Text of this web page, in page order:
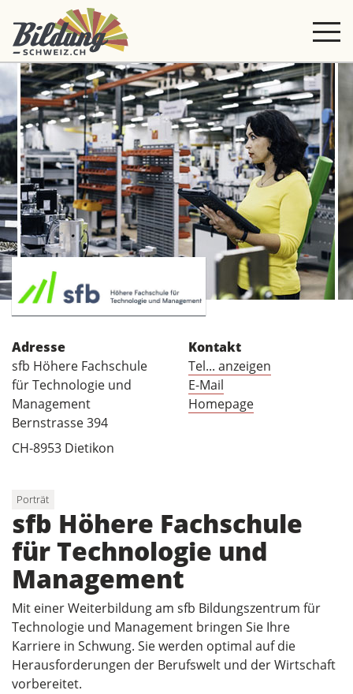
Adresse
sfb Höhere Fachschule
für Technologie und
Management
Bernstrasse 394
CH-8953 Dietikon
Kontakt
Tel... anzeigen
E-Mail
Homepage
Porträt
sfb Höhere Fachschule
für Technologie und
Management
Mit einer Weiterbildung am sfb Bildungszentrum für
Technologie und Management bringen Sie Ihre
Karriere in Schwung. Sie werden optimal auf die
Herausforderungen der Berufswelt und der Wirtschaft
vorbereitet.